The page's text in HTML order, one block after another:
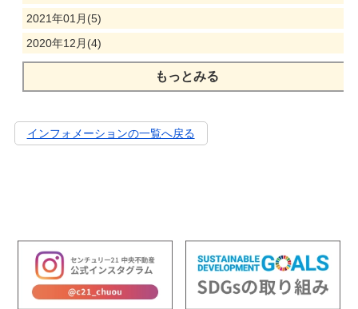
2021年01月(5)
2020年12月(4)
もっとみる
インフォメーションの一覧へ戻る